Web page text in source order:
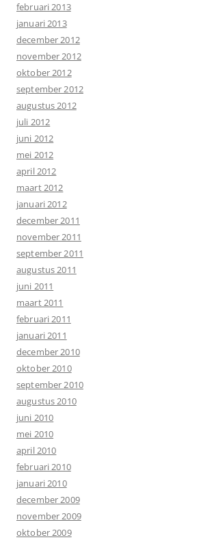
februari 2013
januari 2013
december 2012
november 2012
oktober 2012
september 2012
augustus 2012
juli 2012
juni 2012
mei 2012
april 2012
maart 2012
januari 2012
december 2011
november 2011
september 2011
augustus 2011
juni 2011
maart 2011
februari 2011
januari 2011
december 2010
oktober 2010
september 2010
augustus 2010
juni 2010
mei 2010
april 2010
februari 2010
januari 2010
december 2009
november 2009
oktober 2009